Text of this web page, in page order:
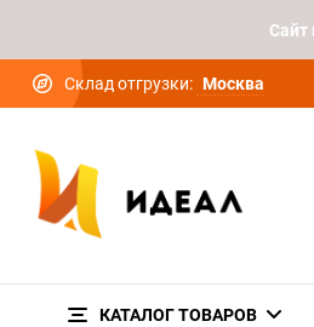
Склад отгрузки: Москва
КАТАЛОГ ТОВАРОВ